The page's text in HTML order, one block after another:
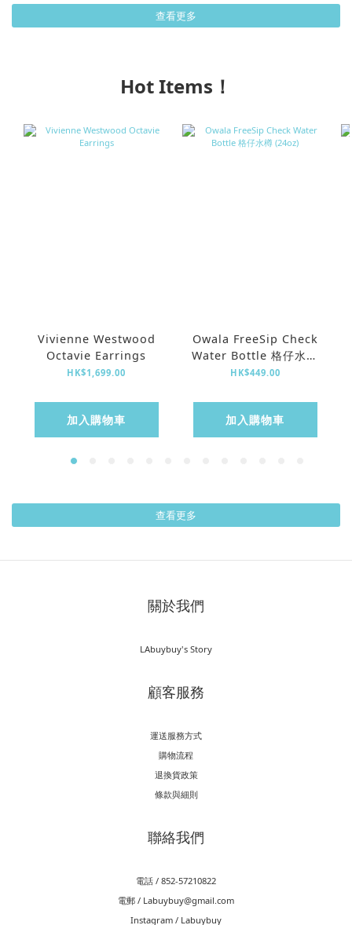
查看更多
Hot Items！
Vivienne Westwood
Octavie Earrings
HK$1,699.00
加入購物車
Owala FreeSip Check
Water Bottle 格仔水樽
(24oz)
HK$449.00
加入購物車
查看更多
關於我們
LAbuybuy's Story
顧客服務
運送服務方式
購物流程
退換貨政策
條款與細則
聯絡我們
電話 / 852-57210822
電郵 / Labuybuy@gmail.com
Instagram / Labuybuy